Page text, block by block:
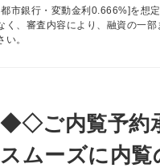
市銀行・変動金利0.666%]を想
、審査内容により、融資の一部
。
◆◇ご内覧予約
スムーズに内覧